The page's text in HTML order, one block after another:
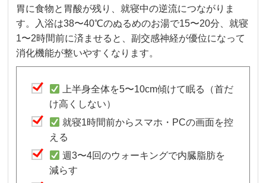
胃に食物と胃酸が残り、就寝中の逆流につながりま
す。入浴は38〜40℃のぬるめのお湯で15〜20分、就寝
1〜2時間前に済ませると、副交感神経が優位になって
消化機能が整いやすくなります。
上半身全体を5〜10cm傾けて眠る（首だ
け高くしない）
就寝1時間前からスマホ・PCの画面を控
える
週3〜4回のウォーキングで内臓脂肪を
減らす